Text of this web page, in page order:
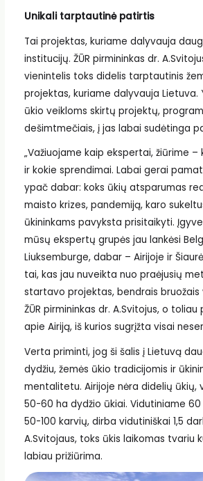
Unikali tarptautinė patirtis
Tai projektas, kuriame dalyvauja
institucijų. ŽŪR pirmininkas dr.
vienintelis toks didelis tarptautinis
projektas, kuriame dalyvauja Lietuva.
ūkio veikloms skirtų projektų,
dešimtmečiais, į jas labai sudėtinga
„Važiuojame kaip ekspertai, žiūrime –
ir kokie sprendimai. Labai gerai
ypač dabar: koks ūkių atsparumas
maisto krizes, pandemiją, karo
ūkininkams pavyksta prisitaikyti.
mūsų ekspertų grupės jau lankėsi
Liuksemburge, dabar – Airijoje ir
tai, kas jau nuveikta nuo praėjusių
startavo projektas, bendrais bruožais
ŽŪR pirmininkas dr. A.Svitojus, o
apie Airiją, iš kurios sugrįžta visai
Verta priminti, jog ši šalis į Lietuvą
dydžiu, žemės ūkio tradicijomis ir
mentalitetu. Airijoje nėra didelių ūkių,
50-60 ha dydžio ūkiai. Vidutiniame
50-100 karvių, dirba vidutiniškai 1,5
A.Svitojaus, toks ūkis laikomas tvariu
labiau prižiūrima.